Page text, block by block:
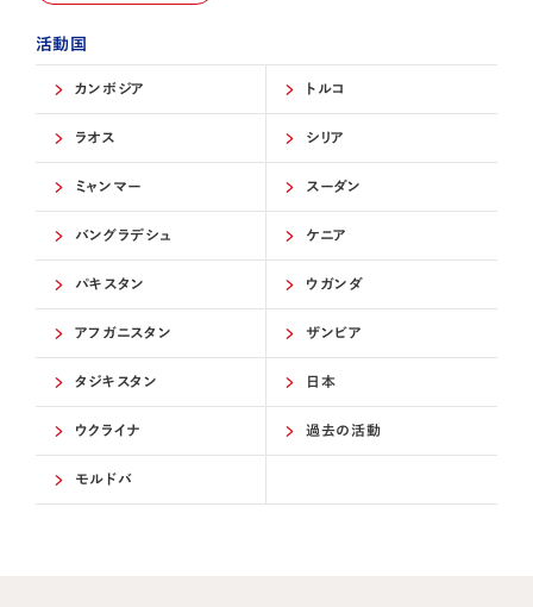
活動国
カンボジア
ラオス
ミャンマー
バングラデシュ
パキスタン
アフガニスタン
タジキスタン
ウクライナ
モルドバ
トルコ
シリア
スーダン
ケニア
ウガンダ
ザンビア
日本
過去の活動